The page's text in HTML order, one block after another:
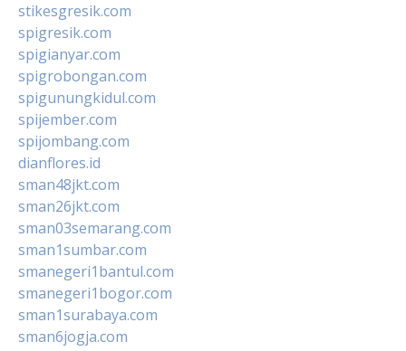
stikesgresik.com
spigresik.com
spigianyar.com
spigrobongan.com
spigunungkidul.com
spijember.com
spijombang.com
dianflores.id
sman48jkt.com
sman26jkt.com
sman03semarang.com
sman1sumbar.com
smanegeri1bantul.com
smanegeri1bogor.com
sman1surabaya.com
sman6jogja.com